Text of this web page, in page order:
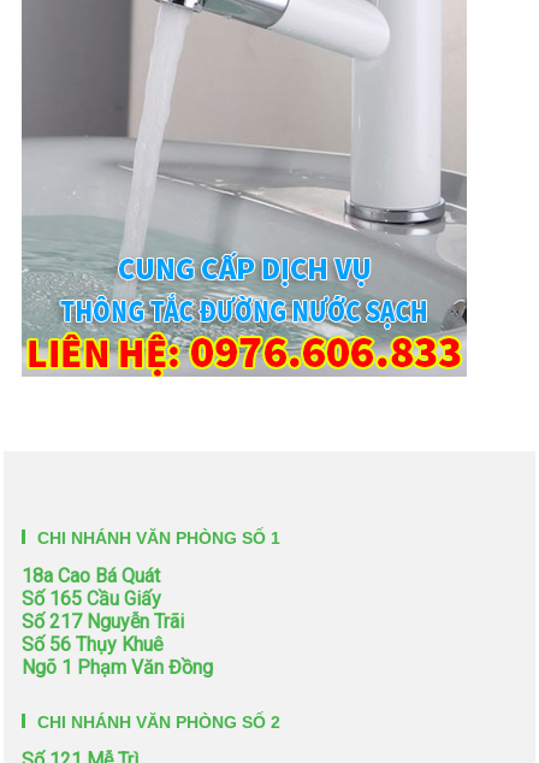
CHI NHÁNH VĂN PHÒNG SỐ 1
18a Cao Bá Quát
Số 165 Cầu Giấy
Số 217 Nguyễn Trãi
Số 56 Thụy Khuê
Ngõ 1 Phạm Văn Đồng
CHI NHÁNH VĂN PHÒNG SỐ 2